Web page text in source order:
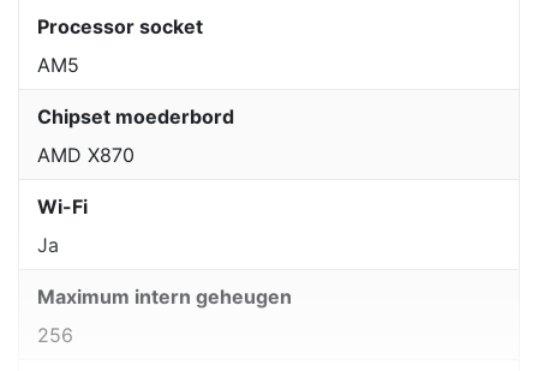
Processor socket
AM5
Chipset moederbord
AMD X870
Wi-Fi
Ja
Maximum intern geheugen
256